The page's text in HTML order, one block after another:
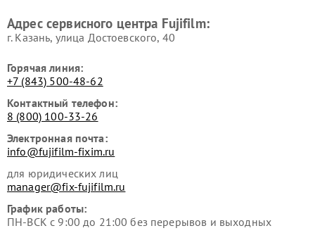
Адрес сервисного центра Fujifilm:
г. Казань, улица Достоевского, 40
Горячая линия:
+7 (843) 500-48-62
Контактный телефон:
8 (800) 100-33-26
Электронная почта:
info@fujifilm-fixim.ru
для юридических лиц
manager@fix-fujifilm.ru
График работы:
ПН-ВСК с 9:00 до 21:00 без перерывов и выходных